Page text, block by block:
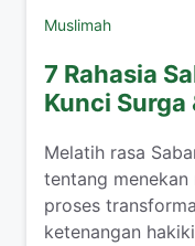
Muslimah
7 Rahasia
Kunci Surga
​Melatih rasa
tentang menekan
proses
ketenangan